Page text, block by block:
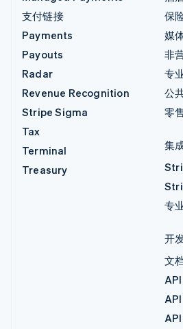
支付链接
Payments
Payouts
Radar
Revenue Recognition
Stripe Sigma
Tax
Terminal
Treasury
保
媒
非
专
公
零售
集
专
开
文